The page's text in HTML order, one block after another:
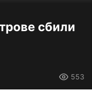
сбили
553